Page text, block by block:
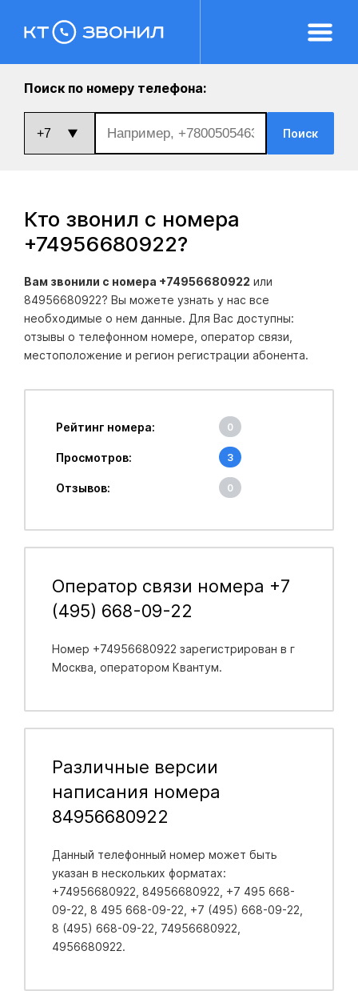
Поиск по номеру телефона:
Поиск
Кто звонил с номера
+74956680922?
Вам звонили с номера +74956680922 или
84956680922? Вы можете узнать у нас все
необходимые о нем данные. Для Вас доступны:
отзывы о телефонном номере, оператор связи,
местоположение и регион регистрации абонента.
Рейтинг номера: 0
Просмотров: 3
Отзывов: 0
Оператор связи номера +7
(495) 668-09-22
Номер +74956680922 зарегистрирован в г
Москва , оператором Квантум.
Различные версии
написания номера
84956680922
Данный телефонный номер может быть
указан в нескольких форматах:
+74956680922, 84956680922, +7 495 668-
09-22, 8 495 668-09-22, +7 (495) 668-09-22,
8 (495) 668-09-22, 74956680922,
4956680922.